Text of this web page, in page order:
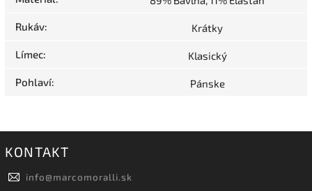
Rukáv: Krátky
Límec: Klasický
Pohlaví: Pánske
KONTAKT
info@marcomoralli.sk